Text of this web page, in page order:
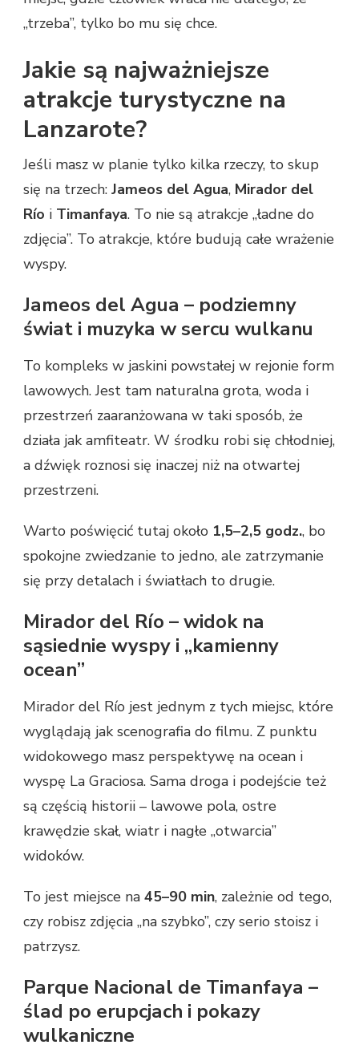
„trzeba”, tylko bo mu się chce.
Jakie są najważniejsze
atrakcje turystyczne na
Lanzarote?
Jeśli masz w planie tylko kilka rzeczy, to skup
się na trzech: Jameos del Agua, Mirador del
Río i Timanfaya. To nie są atrakcje „ładne do
zdjęcia”. To atrakcje, które budują całe wrażenie
wyspy.
Jameos del Agua – podziemny
świat i muzyka w sercu wulkanu
To kompleks w jaskini powstałej w rejonie form
lawowych. Jest tam naturalna grota, woda i
przestrzeń zaaranżowana w taki sposób, że
działa jak amfiteatr. W środku robi się chłodniej,
a dźwięk roznosi się inaczej niż na otwartej
przestrzeni.
Warto poświęcić tutaj około 1,5–2,5 godz., bo
spokojne zwiedzanie to jedno, ale zatrzymanie
się przy detalach i światłach to drugie.
Mirador del Río – widok na
sąsiednie wyspy i „kamienny
ocean”
Mirador del Río jest jednym z tych miejsc, które
wyglądają jak scenografia do filmu. Z punktu
widokowego masz perspektywę na ocean i
wyspę La Graciosa. Sama droga i podejście też
są częścią historii – lawowe pola, ostre
krawędzie skał, wiatr i nagłe „otwarcia”
widoków.
To jest miejsce na 45–90 min, zależnie od tego,
czy robisz zdjęcia „na szybko”, czy serio stoisz i
patrzysz.
Parque Nacional de Timanfaya –
ślad po erupcjach i pokazy
wulkaniczne